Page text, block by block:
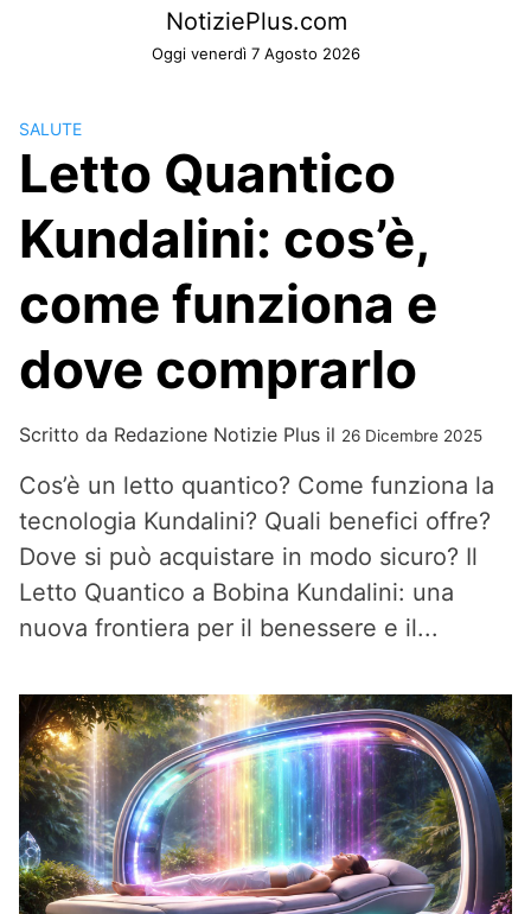
NotiziePlus.com
Oggi venerdì 7 Agosto 2026
SALUTE
Letto Quantico
Kundalini: cos’è,
come funziona e
dove comprarlo
Scritto da Redazione Notizie Plus il 26 Dicembre 2025
Cos’è un letto quantico? Come funziona la
tecnologia Kundalini? Quali benefici offre?
Dove si può acquistare in modo sicuro? Il
Letto Quantico a Bobina Kundalini: una
nuova frontiera per il benessere e il...